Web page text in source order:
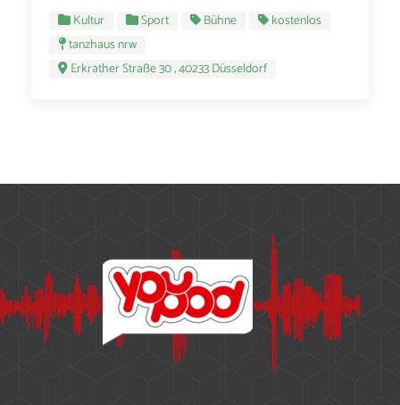
Kultur Sport Bühne
kostenlos
tanzhaus nrw
Erkrather Straße 30 , 40233 Düsseldorf